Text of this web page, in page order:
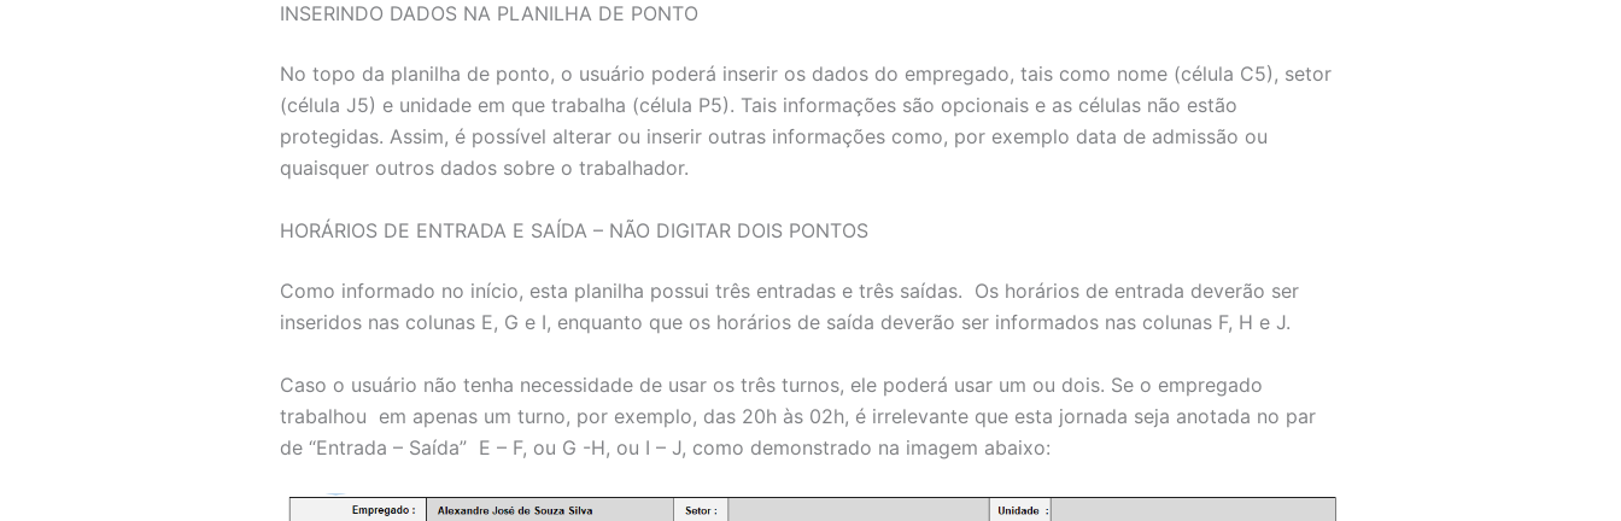
INSERINDO DADOS NA PLANILHA DE PONTO
No topo da planilha de ponto, o usuário poderá inserir os dados do empregado, tais como nome (célula C5), setor
(célula J5) e unidade em que trabalha (célula P5). Tais informações são opcionais e as células não estão
protegidas. Assim, é possível alterar ou inserir outras informações como, por exemplo data de admissão ou
quaisquer outros dados sobre o trabalhador.
HORÁRIOS DE ENTRADA E SAÍDA – NÃO DIGITAR DOIS PONTOS
Como informado no início, esta planilha possui três entradas e três saídas. Os horários de entrada deverão ser
inseridos nas colunas E, G e I, enquanto que os horários de saída deverão ser informados nas colunas F, H e J.
Caso o usuário não tenha necessidade de usar os três turnos, ele poderá usar um ou dois. Se o empregado
trabalhou em apenas um turno, por exemplo, das 20h às 02h, é irrelevante que esta jornada seja anotada no par
de “Entrada – Saída” E – F, ou G -H, ou I – J, como demonstrado na imagem abaixo: